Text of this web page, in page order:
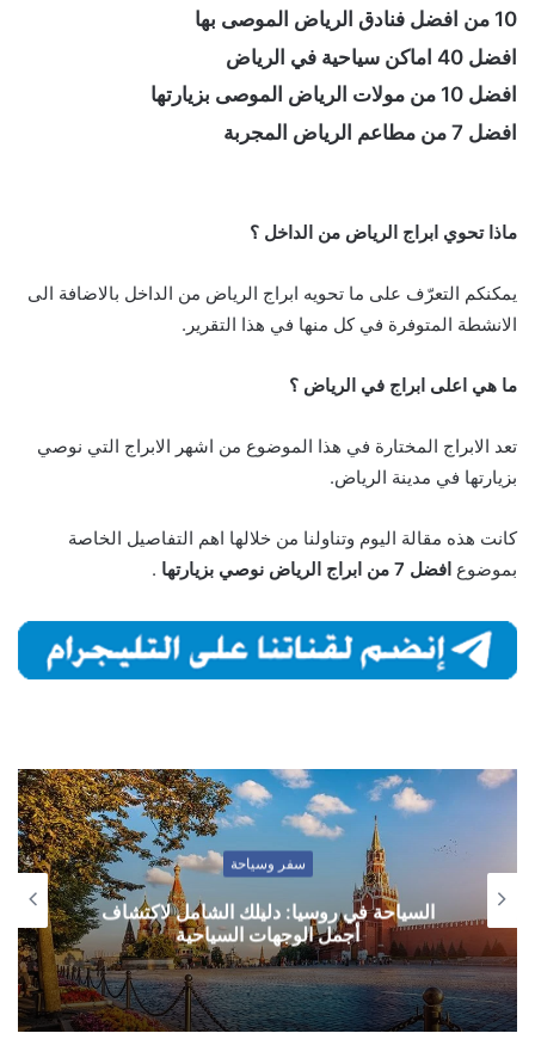
10 من افضل فنادق الرياض الموصى بها
افضل 40 اماكن سياحية في الرياض
افضل 10 من مولات الرياض الموصى بزيارتها
افضل 7 من مطاعم الرياض المجربة
ماذا تحوي ابراج الرياض من الداخل ؟
يمكنكم التعرّف على ما تحويه ابراج الرياض من الداخل بالاضافة الى
الانشطة المتوفرة في كل منها في هذا التقرير.
ما هي اعلى ابراج في الرياض ؟
تعد الابراج المختارة في هذا الموضوع من اشهر الابراج التي نوصي
بزيارتها في مدينة الرياض.
كانت هذه مقالة اليوم وتناولنا من خلالها اهم التفاصيل الخاصة
بموضوع افضل 7 من ابراج الرياض نوصي بزيارتها .
سفر وسياحة
السياحة في روسيا: دليلك الشامل لاكتشاف
أجمل الوجهات السياحية